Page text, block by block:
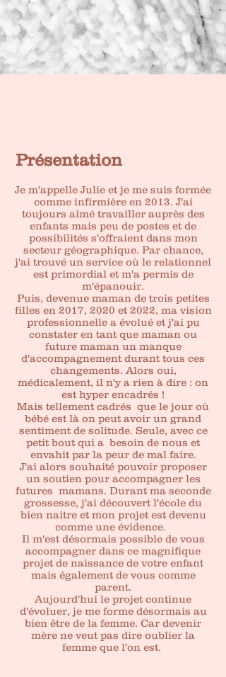
Présentation
Je m'appelle Julie et je me suis formée
comme infirmière en 2013. J'ai
toujours aimé travailler auprès des
enfants mais peu de postes et de
possibilités s'offraient dans mon
secteur géographique. Par chance,
j'ai trouvé un service où le relationnel
est primordial et m'a permis de
m'épanouir.
Puis, devenue maman de trois petites
filles en 2017, 2020 et 2022, ma vision
professionnelle a évolué et j'ai pu
constater en tant que maman ou
future maman un manque
d'accompagnement durant tous ces
changements. Alors oui,
médicalement, il n'y a rien à dire : on
est hyper encadrés !
Mais tellement cadrés que le jour où
bébé est là on peut avoir un grand
sentiment de solitude. Seule, avec ce
petit bout qui a besoin de nous et
envahit par la peur de mal faire.
J'ai alors souhaité pouvoir proposer
un soutien pour accompagner les
futures mamans. Durant ma seconde
grossesse, j'ai découvert l'école du
bien naitre et mon projet est devenu
comme une évidence.
Il m'est désormais possible de vous
accompagner dans ce magnifique
projet de naissance de votre enfant
mais également de vous comme
parent.
Aujourd'hui le projet continue
d'évoluer, je me forme désormais au
bien être de la femme. Car devenir
mère ne veut pas dire oublier la
femme que l'on est.